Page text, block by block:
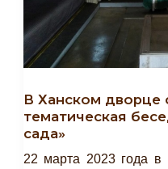
В Ханском дворце
тематическая
сада»
22 марта 2023 года в